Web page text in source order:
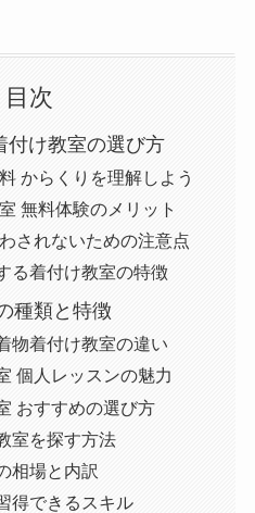
目次
付け教室の選び方
からくりを理解しよう
無料体験のメリット
されないための注意点
る着付け教室の特徴
種類と特徴
物着付け教室の違い
個人レッスンの魅力
おすすめの選び方
室を探す方法
相場と内訳
得できるスキル